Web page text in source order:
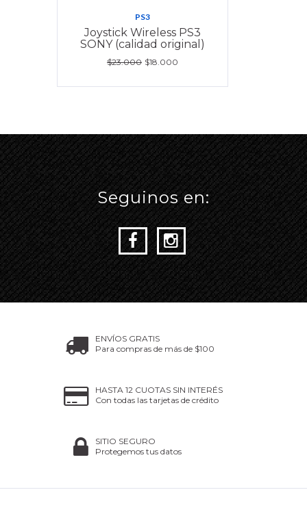
PS3
Joystick Wireless PS3
SONY (calidad original)
$23.000 $18.000
Seguinos en:
ENVÍOS GRATIS
Para compras de más de $100
HASTA 12 CUOTAS SIN INTERÉS
Con todas las tarjetas de crédito
SITIO SEGURO
Protegemos tus datos